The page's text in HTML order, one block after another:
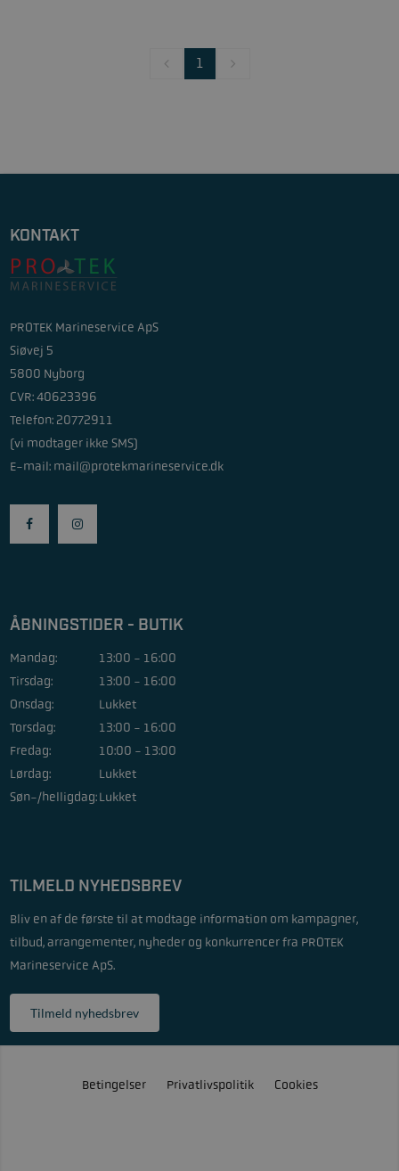
1
KONTAKT
PROTEK Marineservice ApS
Siøvej 5
5800 Nyborg
CVR: 40623396
Telefon: 20772911
(vi modtager ikke SMS)
E-mail: mail@protekmarineservice.dk
ÅBNINGSTIDER - BUTIK
Mandag:
13:00 - 16:00
Tirsdag:
13:00 - 16:00
Onsdag:
Lukket
Torsdag:
13:00 - 16:00
Fredag:
10:00 - 13:00
Lørdag:
Lukket
Søn-/helligdag:Lukket
TILMELD NYHEDSBREV
Bliv en af de første til at modtage information om kampagner,
tilbud, arrangementer, nyheder og konkurrencer fra PROTEK
Marineservice ApS.
Tilmeld nyhedsbrev
Betingelser Privatlivspolitik Cookies